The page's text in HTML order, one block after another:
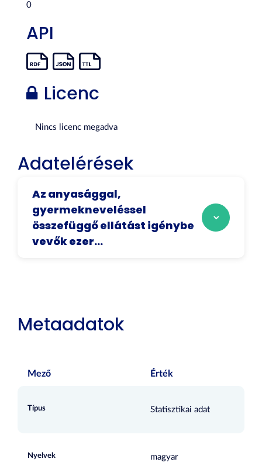
0
API
Licenc
Nincs licenc megadva
Adatelérések
Az anyasággal,
gyermekneveléssel
összefüggő ellátást igénybe
vevők ezer...
Metaadatok
Mező Érték
Típus Statisztikai adat
Nyelvek magyar